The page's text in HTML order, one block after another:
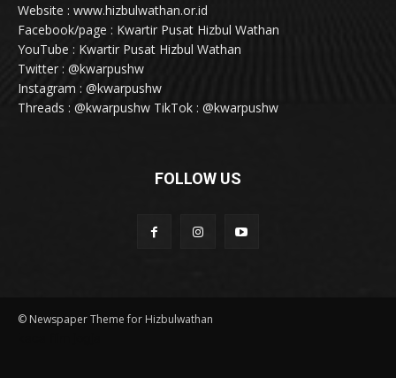
Website : www.hizbulwathan.or.id
Facebook/page : Kwartir Pusat Hizbul Wathan
YouTube : Kwartir Pusat Hizbul Wathan
Twitter : @kwarpushw
Instagram : @kwarpushw
Threads : @kwarpushw TikTok : @kwarpushw
FOLLOW US
© Newspaper Theme for Hizbulwathan